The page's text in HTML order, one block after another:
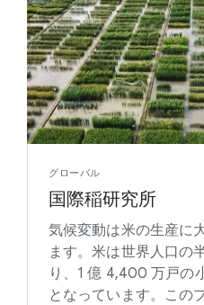
グローバル
国際稲研究所
気候変動は米の生産に
ます。米は世界人口の
り、1 億 4,400 万戸の
となっています。この